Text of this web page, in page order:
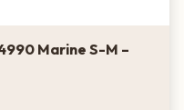
Marine S-M –